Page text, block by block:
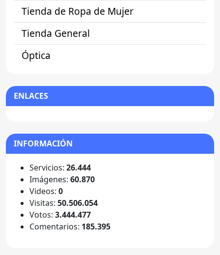
Tienda de Ropa de Mujer
Tienda General
Óptica
ENLACES
INFORMACIÓN
Servicios: 26.444
Imágenes: 60.870
Videos: 0
Visitas: 50.506.054
Votos: 3.444.477
Comentarios: 185.395